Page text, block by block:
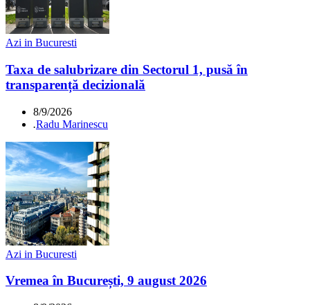
Azi in Bucuresti
Taxa de salubrizare din Sectorul 1, pusă în
transparență decizională
8/9/2026
.Radu Marinescu
Azi in Bucuresti
Vremea în București, 9 august 2026